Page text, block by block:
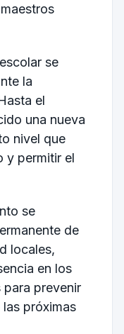
se
la
el
una nueva
nivel que
y permitir el
se
de
locales,
en los
prevenir
próximas